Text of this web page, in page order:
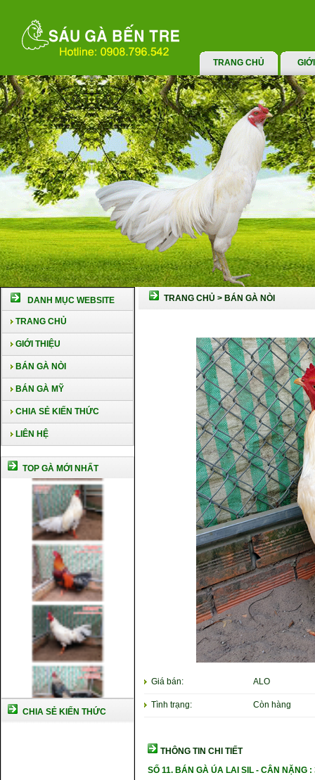
TRANG CHỦ
DANH MỤC WEBSITE
TRANG CHỦ
GIỚI THIỆU
BÁN GÀ NÒI
BÁN GÀ MỸ
CHIA SẺ KIẾN THỨC
LIÊN HỆ
TOP GÀ MỚI NHẤT
CHIA SẺ KIẾN THỨC
TRANG CHỦ > BÁN GÀ NÒI
Giá bán: ALO
Tình trạng: Còn hàng
THÔNG TIN CHI TIẾT
SỐ 11.BÁN GÀ ÚA LAI SIL - CÂN NẶNG :